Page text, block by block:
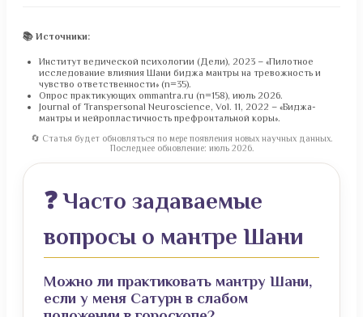
📚 Источники:
Институт ведической психологии (Дели), 2023 – «Пилотное
исследование влияния Шани биджа мантры на тревожность и
чувство ответственности» (n=35).
Опрос практикующих ommantra.ru (n=158), июль 2026.
Journal of Transpersonal Neuroscience, Vol. 11, 2022 – «Биджа-
мантры и нейропластичность префронтальной коры».
🔄 Статья будет обновляться по мере появления новых научных данных.
Последнее обновление: июль 2026.
❓ Часто задаваемые
вопросы о мантре Шани
Можно ли практиковать мантру Шани,
если у меня Сатурн в слабом